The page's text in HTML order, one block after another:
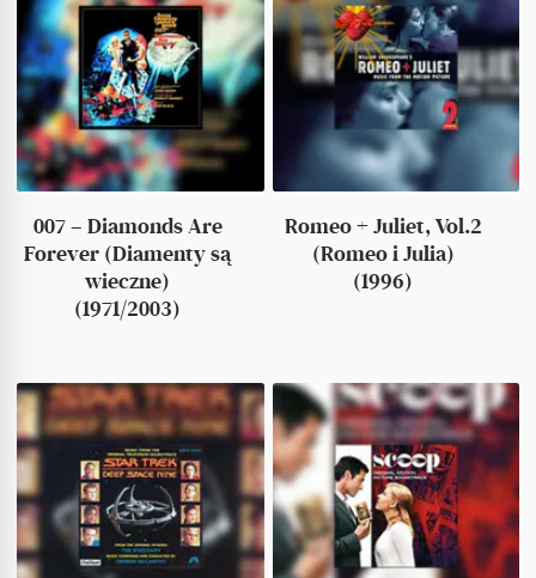
007 – Diamonds Are
Forever (Diamenty są
wieczne)
(1971/2003)
Romeo + Juliet, Vol.2
(Romeo i Julia)
(1996)